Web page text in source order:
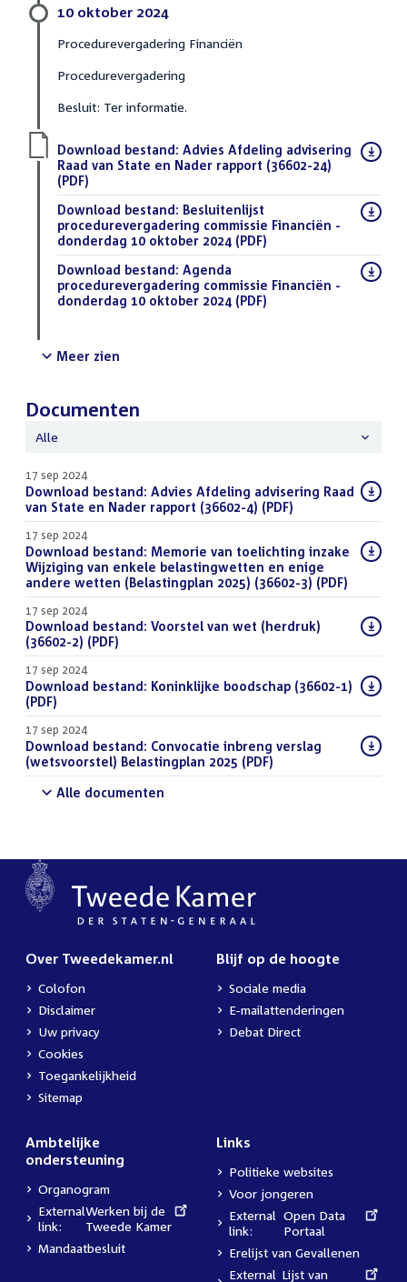
10 oktober 2024
Procedurevergadering Financiën
Procedurevergadering
Besluit: Ter informatie.
Download bestand: Advies Afdeling advisering
Raad van State en Nader rapport (36602-24)
(PDF)
Download bestand: Besluitenlijst
procedurevergadering commissie Financiën -
donderdag 10 oktober 2024 (PDF)
Download bestand: Agenda
procedurevergadering commissie Financiën -
donderdag 10 oktober 2024 (PDF)
Meer zien
Documenten
Alle
17 sep 2024
Download bestand: Advies Afdeling advisering Raad
van State en Nader rapport (36602-4) (PDF)
17 sep 2024
Download bestand: Memorie van toelichting inzake
Wijziging van enkele belastingwetten en enige
andere wetten (Belastingplan 2025) (36602-3) (PDF)
17 sep 2024
Download bestand: Voorstel van wet (herdruk)
(36602-2) (PDF)
17 sep 2024
Download bestand: Koninklijke boodschap (36602-1)
(PDF)
17 sep 2024
Download bestand: Convocatie inbreng verslag
(wetsvoorstel) Belastingplan 2025 (PDF)
Alle documenten
Over Tweedekamer.nl
Colofon
Disclaimer
Uw privacy
Cookies
Toegankelijkheid
Sitemap
Blijf op de hoogte
Sociale media
E-mailattenderingen
Debat Direct
Ambtelijke
ondersteuning
Organogram
External
link:
Werken bij de
Tweede Kamer
Mandaatbesluit
Links
Politieke websites
Voor jongeren
External
link:
Open Data
Portaal
Erelijst van Gevallenen
External Lijst van